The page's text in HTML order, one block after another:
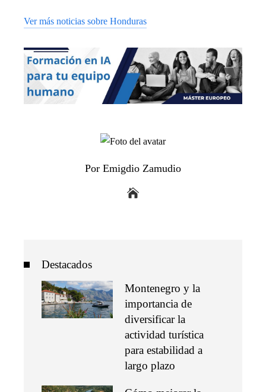
Ver más noticias sobre Honduras
Por Emigdio Zamudio
Destacados
Montenegro y la
importancia de
diversificar la
actividad turística
para estabilidad a
largo plazo